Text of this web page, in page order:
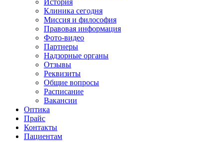
История
Клиника сегодня
Миссия и философия
Правовая информация
Фото-видео
Партнеры
Надзорные органы
Отзывы
Реквизиты
Общие вопросы
Расписание
Вакансии
Оптика
Прайс
Контакты
Пациентам